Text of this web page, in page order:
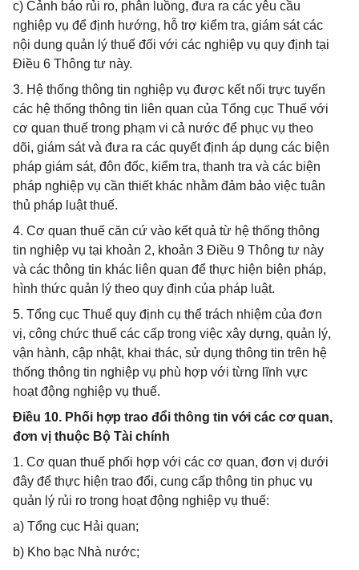
c) Cảnh báo rủi ro, phân luồng, đưa ra các yêu cầu
nghiệp vụ để định hướng, hỗ trợ kiểm tra, giám sát các
nội dung quản lý thuế đối với các nghiệp vụ quy định tại
Điều 6 Thông tư này.
3. Hệ thống thông tin nghiệp vụ được kết nối trực tuyến
các hệ thống thông tin liên quan của Tổng cục Thuế với
cơ quan thuế trong phạm vi cả nước để phục vụ theo
dõi, giám sát và đưa ra các quyết định áp dụng các biện
pháp giám sát, đôn đốc, kiểm tra, thanh tra và các biện
pháp nghiệp vụ cần thiết khác nhằm đảm bảo việc tuân
thủ pháp luật thuế.
4. Cơ quan thuế căn cứ vào kết quả từ hệ thống thông
tin nghiệp vụ tại khoản 2, khoản 3 Điều 9 Thông tư này
và các thông tin khác liên quan để thực hiện biện pháp,
hình thức quản lý theo quy định của pháp luật.
5. Tổng cục Thuế quy định cụ thể trách nhiệm của đơn
vị, công chức thuế các cấp trong việc xây dựng, quản lý,
vận hành, cập nhật, khai thác, sử dụng thông tin trên hệ
thống thông tin nghiệp vụ phù hợp với từng lĩnh vực
hoạt động nghiệp vụ thuế.
Điều 10. Phối hợp trao đổi thông tin với các cơ quan,
đơn vị thuộc Bộ Tài chính
1. Cơ quan thuế phối hợp với các cơ quan, đơn vị dưới
đây để thực hiện trao đổi, cung cấp thông tin phục vụ
quản lý rủi ro trong hoạt động nghiệp vụ thuế:
a) Tổng cục Hải quan;
b) Kho bạc Nhà nước;